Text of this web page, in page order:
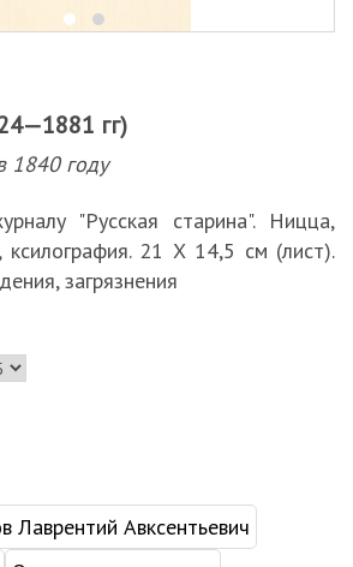
гг)
1840 году
"Русская старина". Ницца,
ксилография. 21 Х 14,5 см (лист).
загрязнения
Лаврентий Авксентьевич